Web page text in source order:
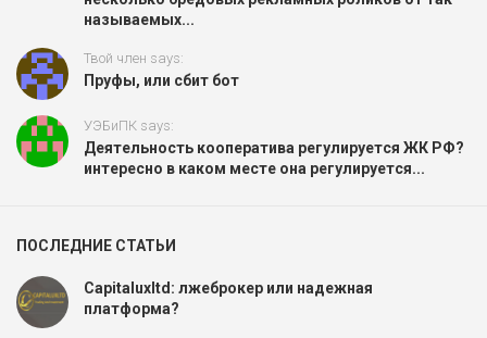
называемых...
Твой член says:
Пруфы, или сбит бот
УЭБиПК says:
Деятельность кооператива регулируется ЖК РФ?
интересно в каком месте она регулируется...
ПОСЛЕДНИЕ СТАТЬИ
Capitaluxltd: лжеброкер или надежная
платформа?